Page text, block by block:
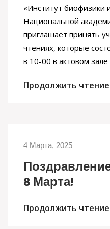
«Институт биофизики
Национальной
приглашает принять
чтениях, которые
в 10-00 в актовом зале
Продолжить чтение
4 Марта, 2025
8 Марта!
Продолжить чтение